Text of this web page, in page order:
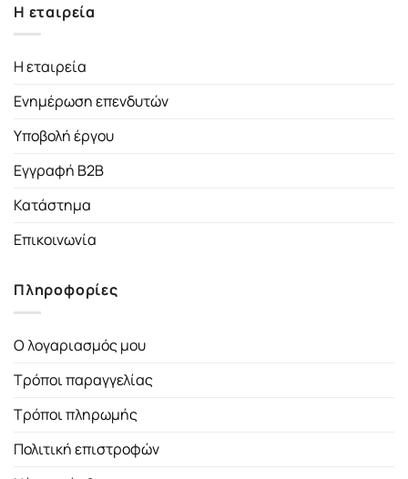
Η εταιρεία
Η εταιρεία
Ενημέρωση επενδυτών
Υποβολή έργου
Εγγραφή B2B
Κατάστημα
Επικοινωνία
Πληροφορίες
Ο λογαριασμός μου
Τρόποι παραγγελίας
Τρόποι πληρωμής
Πολιτική επιστροφών